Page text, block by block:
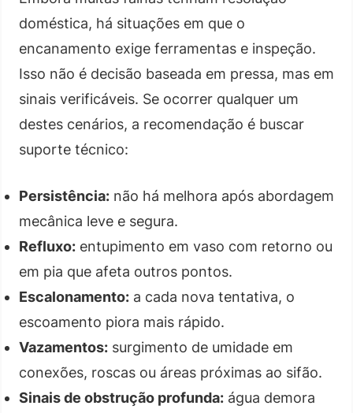
doméstica, há situações em que o
encanamento exige ferramentas e inspeção.
Isso não é decisão baseada em pressa, mas em
sinais verificáveis. Se ocorrer qualquer um
destes cenários, a recomendação é buscar
suporte técnico:
Persistência: não há melhora após abordagem
mecânica leve e segura.
Refluxo: entupimento em vaso com retorno ou
em pia que afeta outros pontos.
Escalonamento: a cada nova tentativa, o
escoamento piora mais rápido.
Vazamentos: surgimento de umidade em
conexões, roscas ou áreas próximas ao sifão.
Sinais de obstrução profunda: água demora